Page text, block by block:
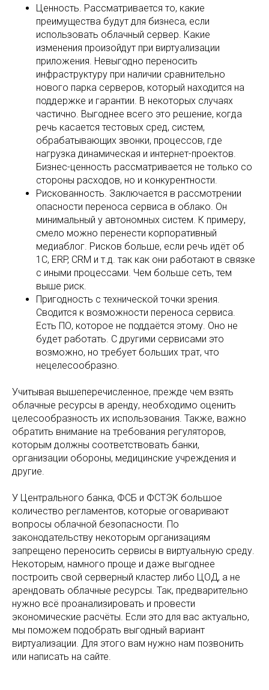
Ценность. Рассматривается то, какие
преимущества будут для бизнеса, если
использовать облачный сервер. Какие
изменения произойдут при виртуализации
приложения. Невыгодно переносить
инфраструктуру при наличии сравнительно
нового парка серверов, который находится на
поддержке и гарантии. В некоторых случаях
частично. Выгоднее всего это решение, когда
речь касается тестовых сред, систем,
обрабатывающих звонки, процессов, где
нагрузка динамическая и интернет-проектов.
Бизнес-ценность рассматривается не только со
стороны расходов, но и конкурентности.
Рискованность. Заключается в рассмотрении
опасности переноса сервиса в облако. Он
минимальный у автономных систем. К примеру,
смело можно перенести корпоративный
медиаблог. Рисков больше, если речь идёт об
1С, ERP, CRM и т.д. так как они работают в связке
с иными процессами. Чем больше сеть, тем
выше риск.
Пригодность с технической точки зрения.
Сводится к возможности переноса сервиса.
Есть ПО, которое не поддаётся этому. Оно не
будет работать. С другими сервисами это
возможно, но требует больших трат, что
нецелесообразно.
Учитывая вышеперечисленное, прежде чем взять
облачные ресурсы в аренду, необходимо оценить
целесообразность их использования. Также, важно
обратить внимание на требования регуляторов,
которым должны соответствовать банки,
организации обороны, медицинские учреждения и
другие.
У Центрального банка, ФСБ и ФСТЭК большое
количество регламентов, которые оговаривают
вопросы облачной безопасности. По
законодательству некоторым организациям
запрещено переносить сервисы в виртуальную среду.
Некоторым, намного проще и даже выгоднее
построить свой серверный кластер либо ЦОД, а не
арендовать облачные ресурсы. Так, предварительно
нужно всё проанализировать и провести
экономические расчёты. Если это для вас актуально,
мы поможем подобрать выгодный вариант
виртуализации. Для этого вам нужно нам позвонить
или написать на сайте.